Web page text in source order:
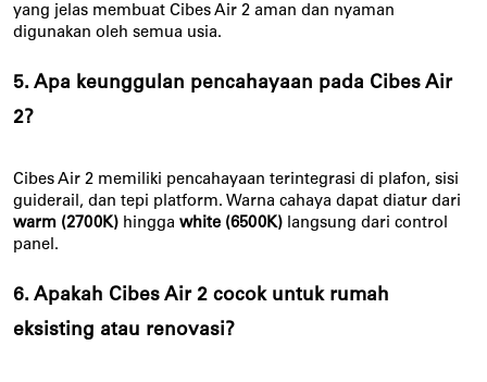
yang jelas membuat Cibes Air 2 aman dan nyaman
digunakan oleh semua usia.
5. Apa keunggulan pencahayaan pada Cibes Air
2?
Cibes Air 2 memiliki pencahayaan terintegrasi di plafon, sisi
guiderail, dan tepi platform. Warna cahaya dapat diatur dari
warm (2700K) hingga white (6500K) langsung dari control
panel.
6. Apakah Cibes Air 2 cocok untuk rumah
eksisting atau renovasi?